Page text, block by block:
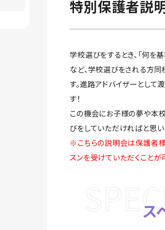
特別保護者説
学校選びをするとき、「何を
など、学校選びをされる方
す。進路アドバイザーとし
す！
この機会にお子様の夢や本
びをしていただければと思い
※こちらの説明会は保護者
スンを受けていただくことが
ス